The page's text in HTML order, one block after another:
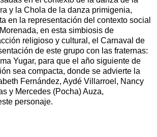
y la Chola de la danza primigenia,
en la representación del contexto social
en esta simbiosis de
religioso y cultural, el Carnaval de
de este grupo con las fraternas:
Yugar, para que el año siguiente de
sea compacta, donde se advierte la
Fernández, Aydé Villarroel, Nancy
y Mercedes (Pocha) Auza,
personaje.